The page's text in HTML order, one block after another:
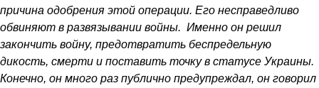
причина одобрения этой операции. Его несправедливо
обвиняют в развязывании войны. Именно он решил
закончить войну, предотвратить беспредельную
дикость, смерти и поставить точку в статусе Украины.
Конечно, он много раз публично предупреждал, он говорил